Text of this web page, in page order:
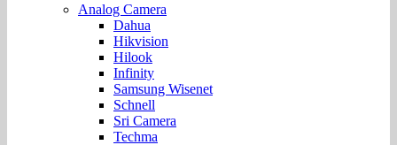
Analog Camera
Dahua
Hikvision
Hilook
Infinity
Samsung Wisenet
Schnell
Sri Camera
Techma